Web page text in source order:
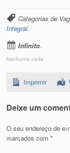
Categorias de
Integral.
Infinito.
Nenhuma visita
Imprimir
Deixe um
O seu endereço de
marcados com*